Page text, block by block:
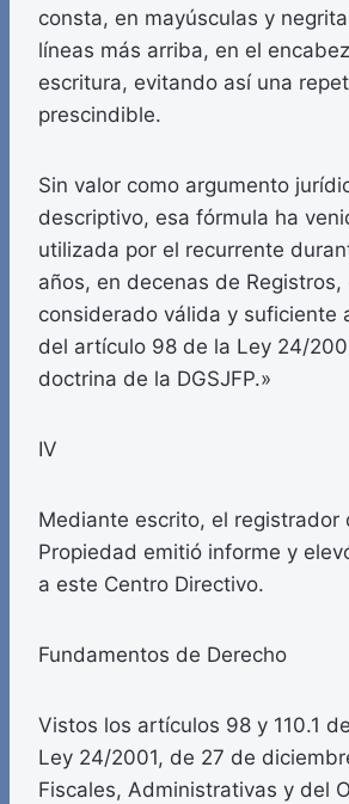
consta, en mayúsculas y
líneas más arriba, en el
escritura, evitando así una
prescindible.
Sin valor como argumento
descriptivo, esa fórmula ha
utilizada por el recurrente
años, en decenas de Registros,
considerado válida y suficiente
del artículo 98 de la Ley 24/
doctrina de la DGSJFP.»
IV
Mediante escrito, el registrador
Propiedad emitió informe y
a este Centro Directivo.
Fundamentos de Derecho
Vistos los artículos 98 y 110.1
Ley 24/2001, de 27 de
Fiscales, Administrativas y del